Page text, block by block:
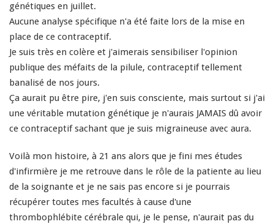
génétiques en juillet.
Aucune analyse spécifique n'a été faite lors de la mise en
place de ce contraceptif.
Je suis très en colère et j'aimerais sensibiliser l'opinion
publique des méfaits de la pilule, contraceptif tellement
banalisé de nos jours.
Ça aurait pu être pire, j'en suis consciente, mais surtout si j'ai
une véritable mutation génétique je n'aurais JAMAIS dû avoir
ce contraceptif sachant que je suis migraineuse avec aura.
Voilà mon histoire, à 21 ans alors que je fini mes études
d'infirmière je me retrouve dans le rôle de la patiente au lieu
de la soignante et je ne sais pas encore si je pourrais
récupérer toutes mes facultés à cause d'une
thrombophlébite cérébrale qui, je le pense, n'aurait pas du